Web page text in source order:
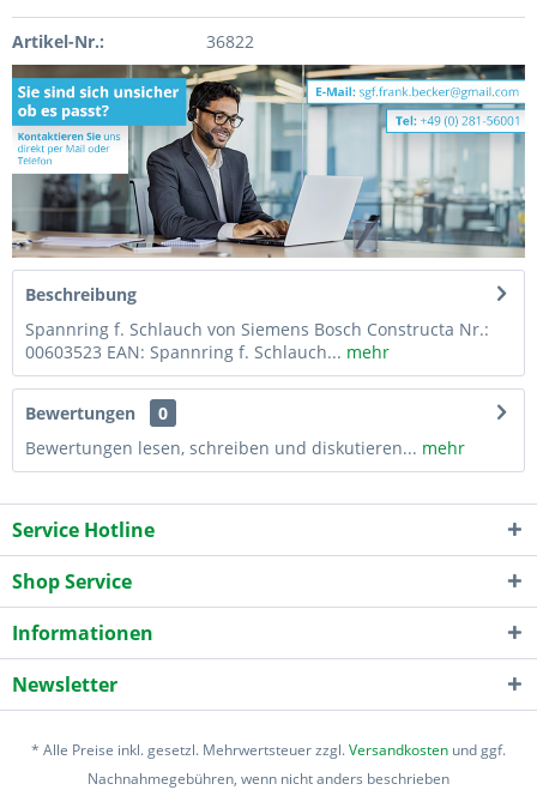
Artikel-Nr.: 36822
Beschreibung
Spannring f. Schlauch von Siemens Bosch Constructa Nr.:
00603523 EAN: Spannring f. Schlauch... mehr
Bewertungen
0
Bewertungen lesen, schreiben und diskutieren... mehr
Service Hotline
Shop Service
Informationen
Newsletter
* Alle Preise inkl. gesetzl. Mehrwertsteuer zzgl.Versandkosten und ggf.
Nachnahmegebühren, wenn nicht anders beschrieben